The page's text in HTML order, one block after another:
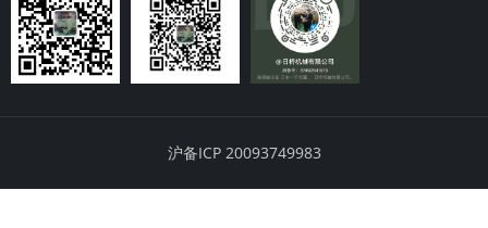
沪备ICP 20093749983